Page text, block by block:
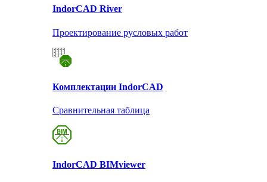
IndorCAD River
Проектирование русловых работ
Комплектации IndorCAD
Сравнительная таблица
IndorCAD BIMviewer